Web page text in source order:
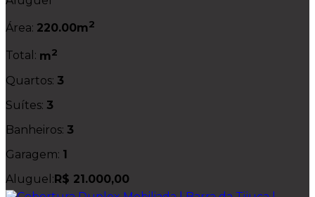
Área: 220.00m2
Total: m2
Quartos: 3
Suítes: 3
Banheiros: 3
Garagem: 1
Aluguel:R$ 21.000,00